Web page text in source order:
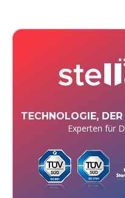
TECHNOLOGIE,
Experten für